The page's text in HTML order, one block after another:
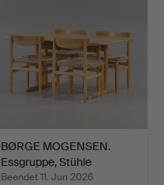
BØRGE MOGENSEN.
Essgruppe, Stühle
"Öresund…
Beendet 11. Jun 2026